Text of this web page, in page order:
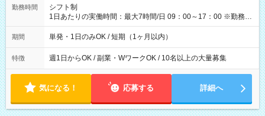
間】試用期間なし
勤務時間
シフト制
1日あたりの実働時間：最大7時間/日 09：00～17：00 ※勤務時
間は 試験により異なります。
期間 単発・1日のみOK / 短期（1ヶ月以内）
特徴 週1日からOK / 副業・WワークOK / 10名以上の大量募集
気になる！ 応募する 詳細へ